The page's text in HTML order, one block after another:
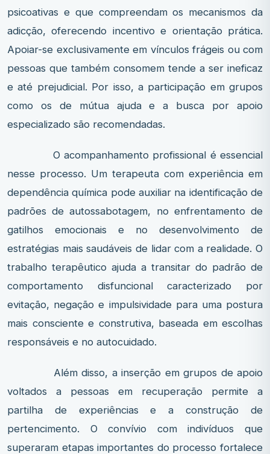
psicoativas e que compreendam os mecanismos da
adicção, oferecendo incentivo e orientação prática.
Apoiar-se exclusivamente em vínculos frágeis ou com
pessoas que também consomem tende a ser ineficaz
e até prejudicial. Por isso, a participação em grupos
como os de mútua ajuda e a busca por apoio
especializado são recomendadas.
O acompanhamento profissional é essencial
nesse processo. Um terapeuta com experiência em
dependência química pode auxiliar na identificação de
padrões de autossabotagem, no enfrentamento de
gatilhos emocionais e no desenvolvimento de
estratégias mais saudáveis de lidar com a realidade. O
trabalho terapêutico ajuda a transitar do padrão de
comportamento disfuncional caracterizado por
evitação, negação e impulsividade para uma postura
mais consciente e construtiva, baseada em escolhas
responsáveis e no autocuidado.
Além disso, a inserção em grupos de apoio
voltados a pessoas em recuperação permite a
partilha de experiências e a construção de
pertencimento. O convívio com indivíduos que
superaram etapas importantes do processo fortalece